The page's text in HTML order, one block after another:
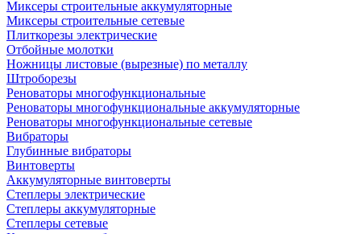
Миксеры строительные аккумуляторные
Миксеры строительные сетевые
Плиткорезы электрические
Отбойные молотки
Ножницы листовые (вырезные) по металлу
Штроборезы
Реноваторы многофункциональные
Реноваторы многофункциональные аккумуляторные
Реноваторы многофункциональные сетевые
Вибраторы
Глубинные вибраторы
Винтоверты
Аккумуляторные винтоверты
Степлеры электрические
Степлеры аккумуляторные
Степлеры сетевые